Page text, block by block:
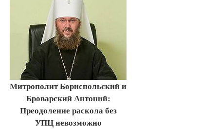
Митрополит Бориспольский и
Броварский Антоний:
Преодоление раскола без
УПЦ невозможно